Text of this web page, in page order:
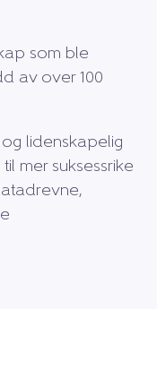
som ble
av over 100
lidenskapelig
mer suksessrike